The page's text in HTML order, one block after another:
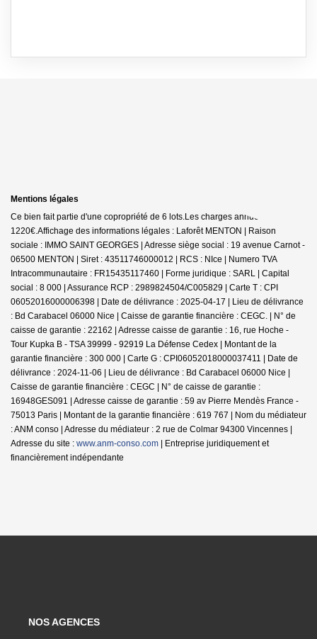
Mentions légales
Ce bien fait partie d'une copropriété de 6 lots.Les charges annuelles sont de
1220€.Affichage des informations légales : Laforêt MENTON | Raison
sociale : IMMO SAINT GEORGES | Adresse siège social : 19 avenue Carnot -
06500 MENTON | Siret : 43511746000012 | RCS : NIce | Numero TVA
Intracommunautaire : FR15435117460 | Forme juridique : SARL | Capital
social : 8 000 | Assurance RCP : 2989824504/C005829 | Carte T : CPI
06052016000006398 | Date de délivrance : 2025-04-17 | Lieu de délivrance
: Bd Carabacel 06000 Nice | Caisse de garantie financière : CEGC. | N° de
caisse de garantie : 22162 | Adresse caisse de garantie : 16, rue Hoche -
Tour Kupka B - TSA 39999 - 92919 La Défense Cedex | Montant de la
garantie financière : 300 000 | Carte G : CPI06052018000037411 | Date de
délivrance : 2024-11-06 | Lieu de délivrance : Bd Carabacel 06000 Nice |
Caisse de garantie financière : CEGC | N° de caisse de garantie :
16948GES091 | Adresse caisse de garantie : 59 av Pierre Mendès France -
75013 Paris | Montant de la garantie financière : 619 767 | Nom du médiateur
: ANM conso | Adresse du médiateur : 2 rue de Colmar 94300 Vincennes |
Adresse du site : www.anm-conso.com | Entreprise juridiquement et
financièrement indépendante
NOS AGENCES